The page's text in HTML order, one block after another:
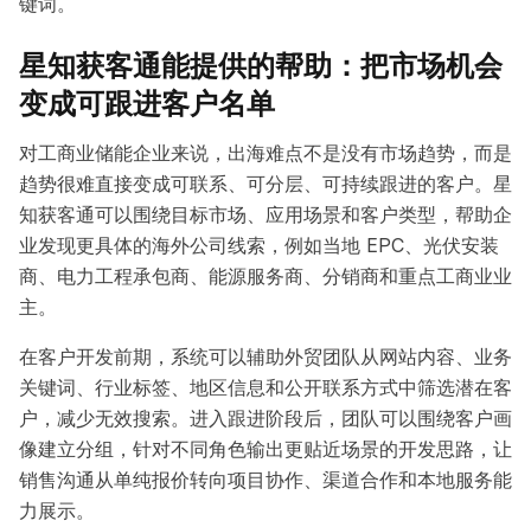
星知获客通能提供的帮助：把市场机会
变成可跟进客户名单
对工商业储能企业来说，出海难点不是没有市场趋势，而是
趋势很难直接变成可联系、可分层、可持续跟进的客户。星
知获客通可以围绕目标市场、应用场景和客户类型，帮助企
业发现更具体的海外公司线索，例如当地 EPC、光伏安装
商、电力工程承包商、能源服务商、分销商和重点工商业业
主。
在客户开发前期，系统可以辅助外贸团队从网站内容、业务
关键词、行业标签、地区信息和公开联系方式中筛选潜在客
户，减少无效搜索。进入跟进阶段后，团队可以围绕客户画
像建立分组，针对不同角色输出更贴近场景的开发思路，让
销售沟通从单纯报价转向项目协作、渠道合作和本地服务能
力展示。